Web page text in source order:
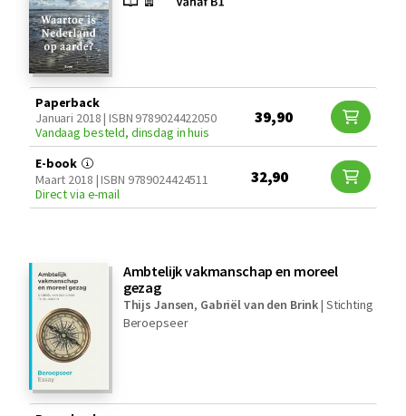
Paperback
Januari 2018 | ISBN 9789024422050
Vandaag besteld, dinsdag in huis
39,90
E-book
Maart 2018 | ISBN 9789024424511
Direct via e-mail
32,90
Ambtelijk vakmanschap en moreel
gezag
Thijs Jansen, Gabriël van den Brink| Stichting
Beroepseer